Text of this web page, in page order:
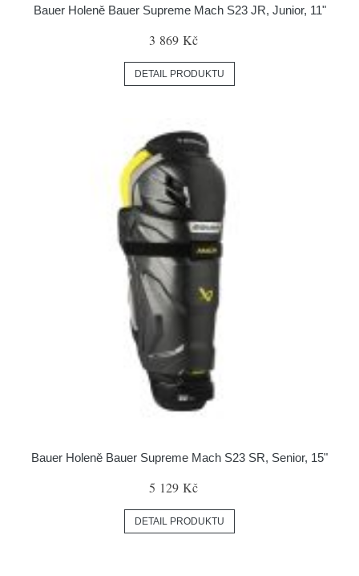
Bauer Holeně Bauer Supreme Mach S23 JR, Junior, 11"
3 869 Kč
DETAIL PRODUKTU
Bauer Holeně Bauer Supreme Mach S23 SR, Senior, 15"
5 129 Kč
DETAIL PRODUKTU